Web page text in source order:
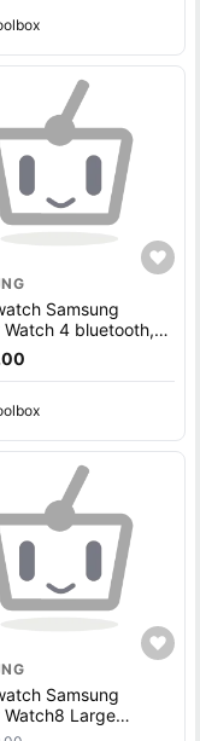
Samsung
Watch 4 bluetooth,
al agua, máx 40
deportivos,
Samsung
Watch8 Large
1.5""/ Super